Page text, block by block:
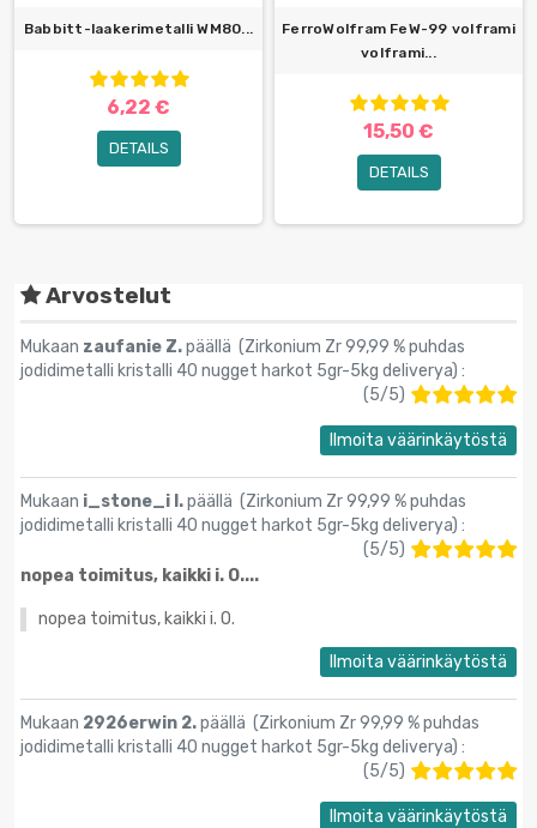
Babbitt-laakerimetalli WM80...
6,22 €
DETAILS
FerroWolfram FeW-99 volframi
volframi...
15,50 €
DETAILS
Arvostelut
Mukaan zaufanie Z.päällä (Zirkonium Zr 99,99 % puhdas
jodidimetalli kristalli 40 nugget harkot 5gr-5kg deliverya) :
(5/5)
Ilmoita väärinkäytöstä
Mukaan i_stone_i I.päällä (Zirkonium Zr 99,99 % puhdas
jodidimetalli kristalli 40 nugget harkot 5gr-5kg deliverya) :
(5/5)
nopea toimitus, kaikki i. O....
nopea toimitus, kaikki i. O.
Ilmoita väärinkäytöstä
Mukaan 2926erwin 2.päällä (Zirkonium Zr 99,99 % puhdas
jodidimetalli kristalli 40 nugget harkot 5gr-5kg deliverya) :
(5/5)
Ilmoita väärinkäytöstä